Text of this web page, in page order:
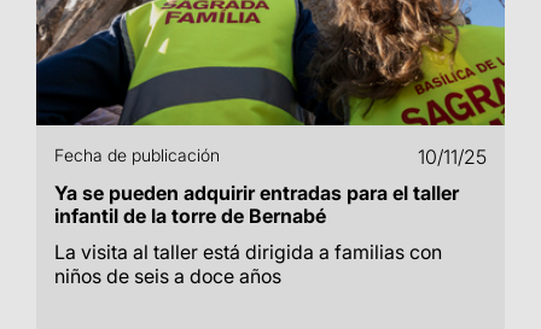
Fecha de publicación
10/11/25
Ya se pueden adquirir entradas para el taller
infantil de la torre de Bernabé
La visita al taller está dirigida a familias con
niños de seis a doce años